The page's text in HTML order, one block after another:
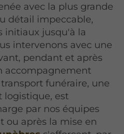
avec la plus grande
détail impeccable,
initiaux jusqu'à la
intervenons avec une
pendant et après
accompagnement
funéraire, une
logistique, est
par nos équipes
ou après la mise en